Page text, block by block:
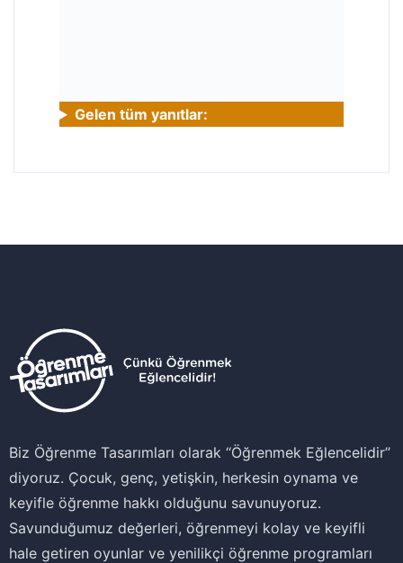
Gelen tüm yanıtlar:
Biz Öğrenme Tasarımları olarak ‘‘Öğrenmek Eğlencelidir’’
diyoruz. Çocuk, genç, yetişkin, herkesin oynama ve
keyifle öğrenme hakkı olduğunu savunuyoruz.
Savunduğumuz değerleri, öğrenmeyi kolay ve keyifli
hale getiren oyunlar ve yenilikçi öğrenme programları